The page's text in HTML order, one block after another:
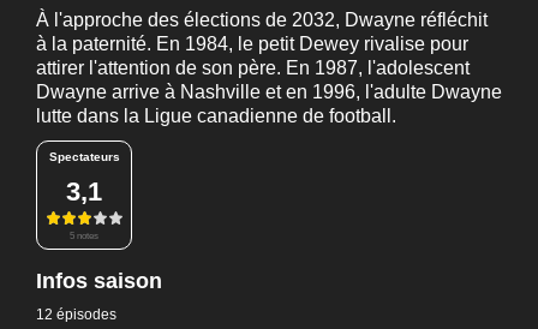
À l'approche des élections de 2032, Dwayne réfléchit
à la paternité. En 1984, le petit Dewey rivalise pour
attirer l'attention de son père. En 1987, l'adolescent
Dwayne arrive à Nashville et en 1996, l'adulte Dwayne
lutte dans la Ligue canadienne de football.
Spectateurs
3,1
5 notes
Infos saison
12 épisodes